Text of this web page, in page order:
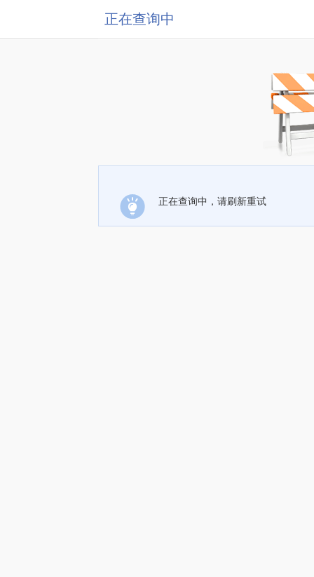
正在查询中
正在查询中，请刷新重试